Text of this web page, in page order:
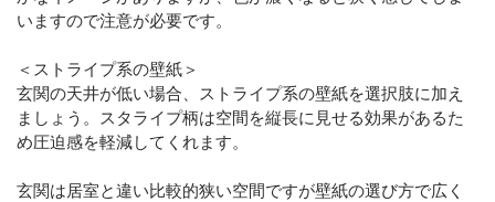
いますので注意が必要です。
＜ストライプ系の壁紙＞
玄関の天井が低い場合、ストライプ系の壁紙を選択肢に加え
ましょう。スタライプ柄は空間を縦長に見せる効果があるた
め圧迫感を軽減してくれます。
玄関は居室と違い比較的狭い空間ですが壁紙の選び方で広く